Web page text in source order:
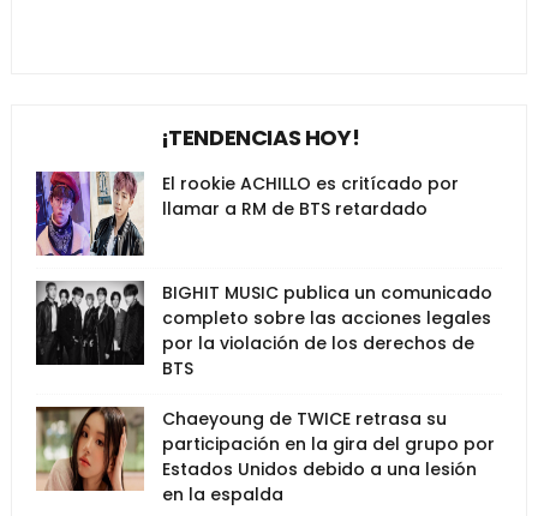
¡TENDENCIAS HOY!
El rookie ACHILLO es critícado por
llamar a RM de BTS retardado
BIGHIT MUSIC publica un comunicado
completo sobre las acciones legales
por la violación de los derechos de
BTS
Chaeyoung de TWICE retrasa su
participación en la gira del grupo por
Estados Unidos debido a una lesión
en la espalda